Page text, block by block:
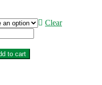
Clear
to cart